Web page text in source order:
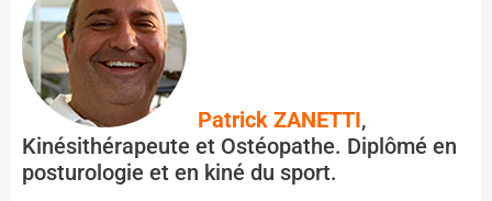
Patrick ZANETTI,
Kinésithérapeute et Ostéopathe. Diplômé en
posturologie et en kiné du sport.